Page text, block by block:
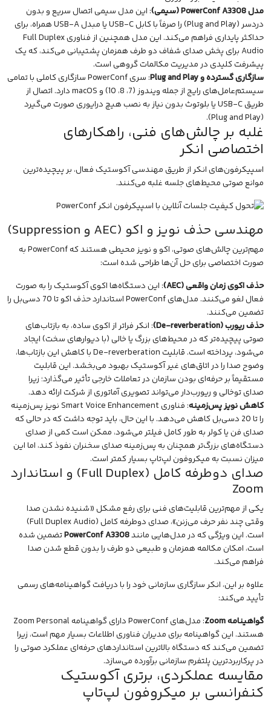
مدل PowerConf A3308 (سیمی)
: این مدل سیمی اتصال سریع و بدون
دردسر (Plug and Play) را صرفاً با کابل USB-C یا مبدل USB-A همراه، برای
حداکثر پایداری فراهم می‌کند. این مدل همچنین از فناوری Full Duplex
Audio برای پخش صدای شفاف دو طرف همزمان پشتیبانی می‌کند، که یک
پیشرفت کلیدی در مدیریت مکالمات گروهی است.
سازگاری گسترده و Plug and Play
: سری PowerConf سازگاری کاملی با تمامی
سیستم‌عامل‌های رایج از جمله ویندوز (7، 8، 10) و macOS دارد. اتصال از
طریق USB-C یا بلوتوث بدون نیاز به نصب هیچ درایوری صورت می‌گیرد
(Plug and Play).
غلبه بر چالش‌های فنی، راهکارهای
اختصاصی انکر
اسپیکرفون‌های انکر از طریق مهندسی آکوستیک فعال، بر پیچیده‌ترین
موانع صوتی محیط‌های جلسه غلبه می‌کنند.
مهندسی حذف نویز و اکو (AEC و Suppression)
مهم‌ترین چالش‌های صوتی، اکو و نویز محیطی هستند که PowerConf به
صورت اختصاصی برای حل آن‌ها طراحی شده است:
حذف اکوی زمان واقعی (AEC)
: این دستگاه‌ها اکوی آکوستیک را به صورت
فعال لغو می‌کنند. مدل‌های PowerConf استاندارد حذف اکو تا 70 دسی‌بل را
تضمین می‌کنند.
حذف ریورب (De-reverberation)
: انکر فراتر از اکوی ساده، به بازتاب‌های
صوتی پیچیده‌تر که در محیط‌های بزرگ یا خالی (با دیوارهای سخت) ایجاد
می‌شود، پرداخته است. قابلیت De-reverberation با کاهش این بازتاب‌ها،
وضوح صدا را در اتاق‌های غیر آکوستیک بهبود می‌بخشد. این قابلیت
مستقیماً بر حرفه‌ای بودن سازمان در تعاملات خارجی تأثیر می‌گذارد؛ زیرا
صدای توخالی و ریورب‌دار می‌تواند تصویری آماتوری از شرکت ارائه دهد.
کاهش نویز پس‌زمینه
: فناوری Smart Voice Enhancement نویز پس‌زمینه
را تا 20 دسی‌بل کاهش می‌دهد. با این حال، باید توجه داشت که در حالی که
صدای فن یا کولر به طور کامل فیلتر می‌شود، ممکن است کمی از صدای
دستگاه‌های بزرگ‌تر همچنان به پس‌زمینه صدای سخنران نفوذ کند، اما این
میزان نسبت به میکروفون لپ‌تاپ بسیار کمتر است.
صدای دوطرفه کامل (Full Duplex) و استاندارد
Zoom
یکی از مهم‌ترین قابلیت‌های فنی برای رفع مشکل «شنیده نشدن صدا
وقتی چند نفر حرف می‌زنن»، صدای دوطرفه کامل (Full Duplex Audio)
است. این ویژگی که در مدل‌هایی مانندPowerConf A3308تضمین شده
است، امکان مکالمه همزمان و طبیعی دو طرف را بدون قطع شدن صدا
فراهم می‌کند.
علاوه بر این، انکر سازگاری سازمانی خود را با دریافت گواهینامه‌های رسمی
تأیید می‌کند:
گواهینامه Zoom
: مدل‌های PowerConf دارای گواهینامه Zoom Personal
هستند. این گواهینامه برای مدیران فناوری اطلاعات بسیار مهم است، زیرا
تضمین می‌کند که دستگاه بالاترین استانداردهای حرفه‌ای عملکرد صوتی را
در پرکاربردترین پلتفرم سازمانی برآورده می‌سازد.
مقایسه عملکردی، برتری آکوستیک
کنفرانسی بر میکروفون لپ‌تاپ